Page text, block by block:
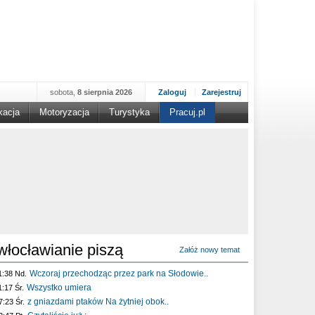
Zaloguj Zarejestruj
sobota, 8 sierpnia 2026
Motoryzacja Turystyka Pracuj.pl
piszą Załóż nowy temat
Nd. Wczoraj przechodząc przez park na Słodowie..
Śr. Wszystko umiera
Śr. z gniazdami ptaków Na żytniej obok..